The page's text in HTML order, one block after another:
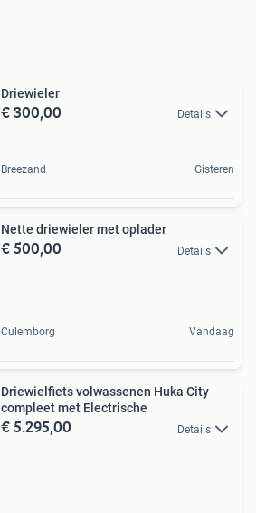
Driewieler
€ 300,00 Details
Breezand Gisteren
Nette driewieler met oplader
€ 500,00 Details
Culemborg Vandaag
Driewielfiets volwassenen Huka City
compleet met Electrische
€ 5.295,00 Details